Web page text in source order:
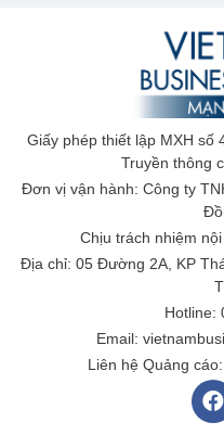
Giấy phép thiết lập MXH số
Truyền thông
Đơn vị vận hành: Công ty
Chịu trách nhiệm
Địa chỉ: 05 Đường 2A, KP
Hotline:
Email:
Liên hệ Quảng